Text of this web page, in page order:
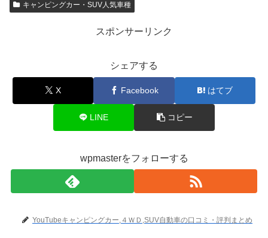
キャンピングカー・SUV人気車種
スポンサーリンク
シェアする
X Facebook はてブ
LINE コピー
wpmasterをフォローする
YouTubeキャンピングカー,４ＷＤ,SUV自動車の口コミ・評判まとめ